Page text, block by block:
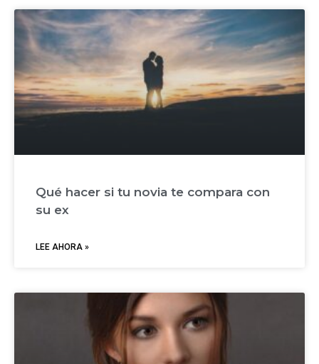
Qué hacer si tu novia te compara con
su ex
LEE AHORA »